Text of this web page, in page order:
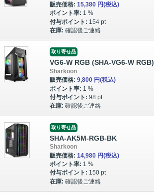
販売価格: 15,380 円(税込)
ポイント率: 1 %
付与ポイント: 154 pt
在庫: 確認後ご連絡
取り寄せ品
VG6-W RGB (SHA-VG6-W RGB)
Sharkoon
販売価格: 9,800 円(税込)
ポイント率: 1 %
付与ポイント: 98 pt
在庫: 確認後ご連絡
取り寄せ品
SHA-AK5M-RGB-BK
Sharkoon
販売価格: 14,980 円(税込)
ポイント率: 1 %
付与ポイント: 150 pt
在庫: 確認後ご連絡